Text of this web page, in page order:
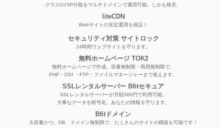
クラスCのIP分散をマルチドメインで運用可能。しかも格安。
liteCDN
Webサイトの安定運用を保証！
セキュリティ対策 サイトロック
24時間ウェブサイトを守ります。
無料ホームページ TOK2
無料ホームページで作成。容量無制限・商用無制限で、
PHP・CGI ・FTP・ファイルマネージャーまで使えます。
SSLレンタルサーバー Bfitセキュア
SSLレンタルサーバーが月額300円で利用可能。
大事なデータを暗号化。あなたの情報を守ります。
Bfitドメイン
大容量かつ、DB、ドメイン無制限で、たくさんのサイトの構築も可能です！